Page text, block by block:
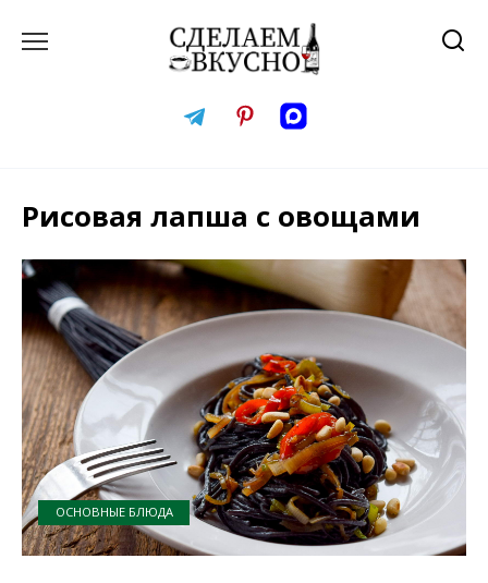
Рисовая лапша с овощами
ОСНОВНЫЕ БЛЮДА